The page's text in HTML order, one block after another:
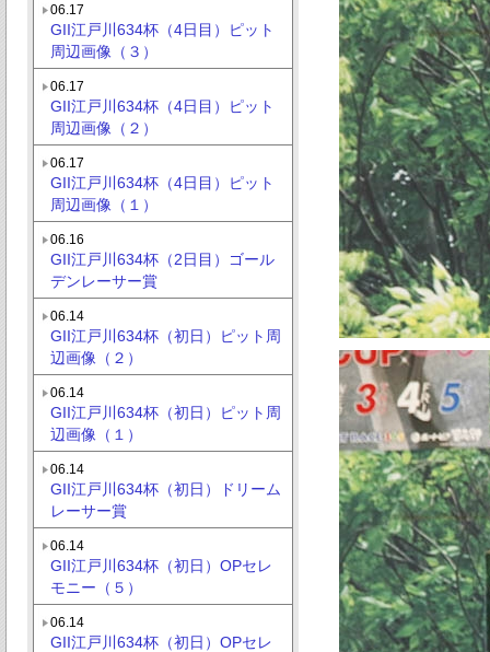
06.17
GII江戸川634杯（4日目）ピット
周辺画像（３）
06.17
GII江戸川634杯（4日目）ピット
周辺画像（２）
06.17
GII江戸川634杯（4日目）ピット
周辺画像（１）
06.16
GII江戸川634杯（2日目）ゴール
デンレーサー賞
06.14
GII江戸川634杯（初日）ピット周
辺画像（２）
06.14
GII江戸川634杯（初日）ピット周
辺画像（１）
06.14
GII江戸川634杯（初日）ドリーム
レーサー賞
06.14
GII江戸川634杯（初日）OPセレ
モニー（５）
06.14
GII江戸川634杯（初日）OPセレ